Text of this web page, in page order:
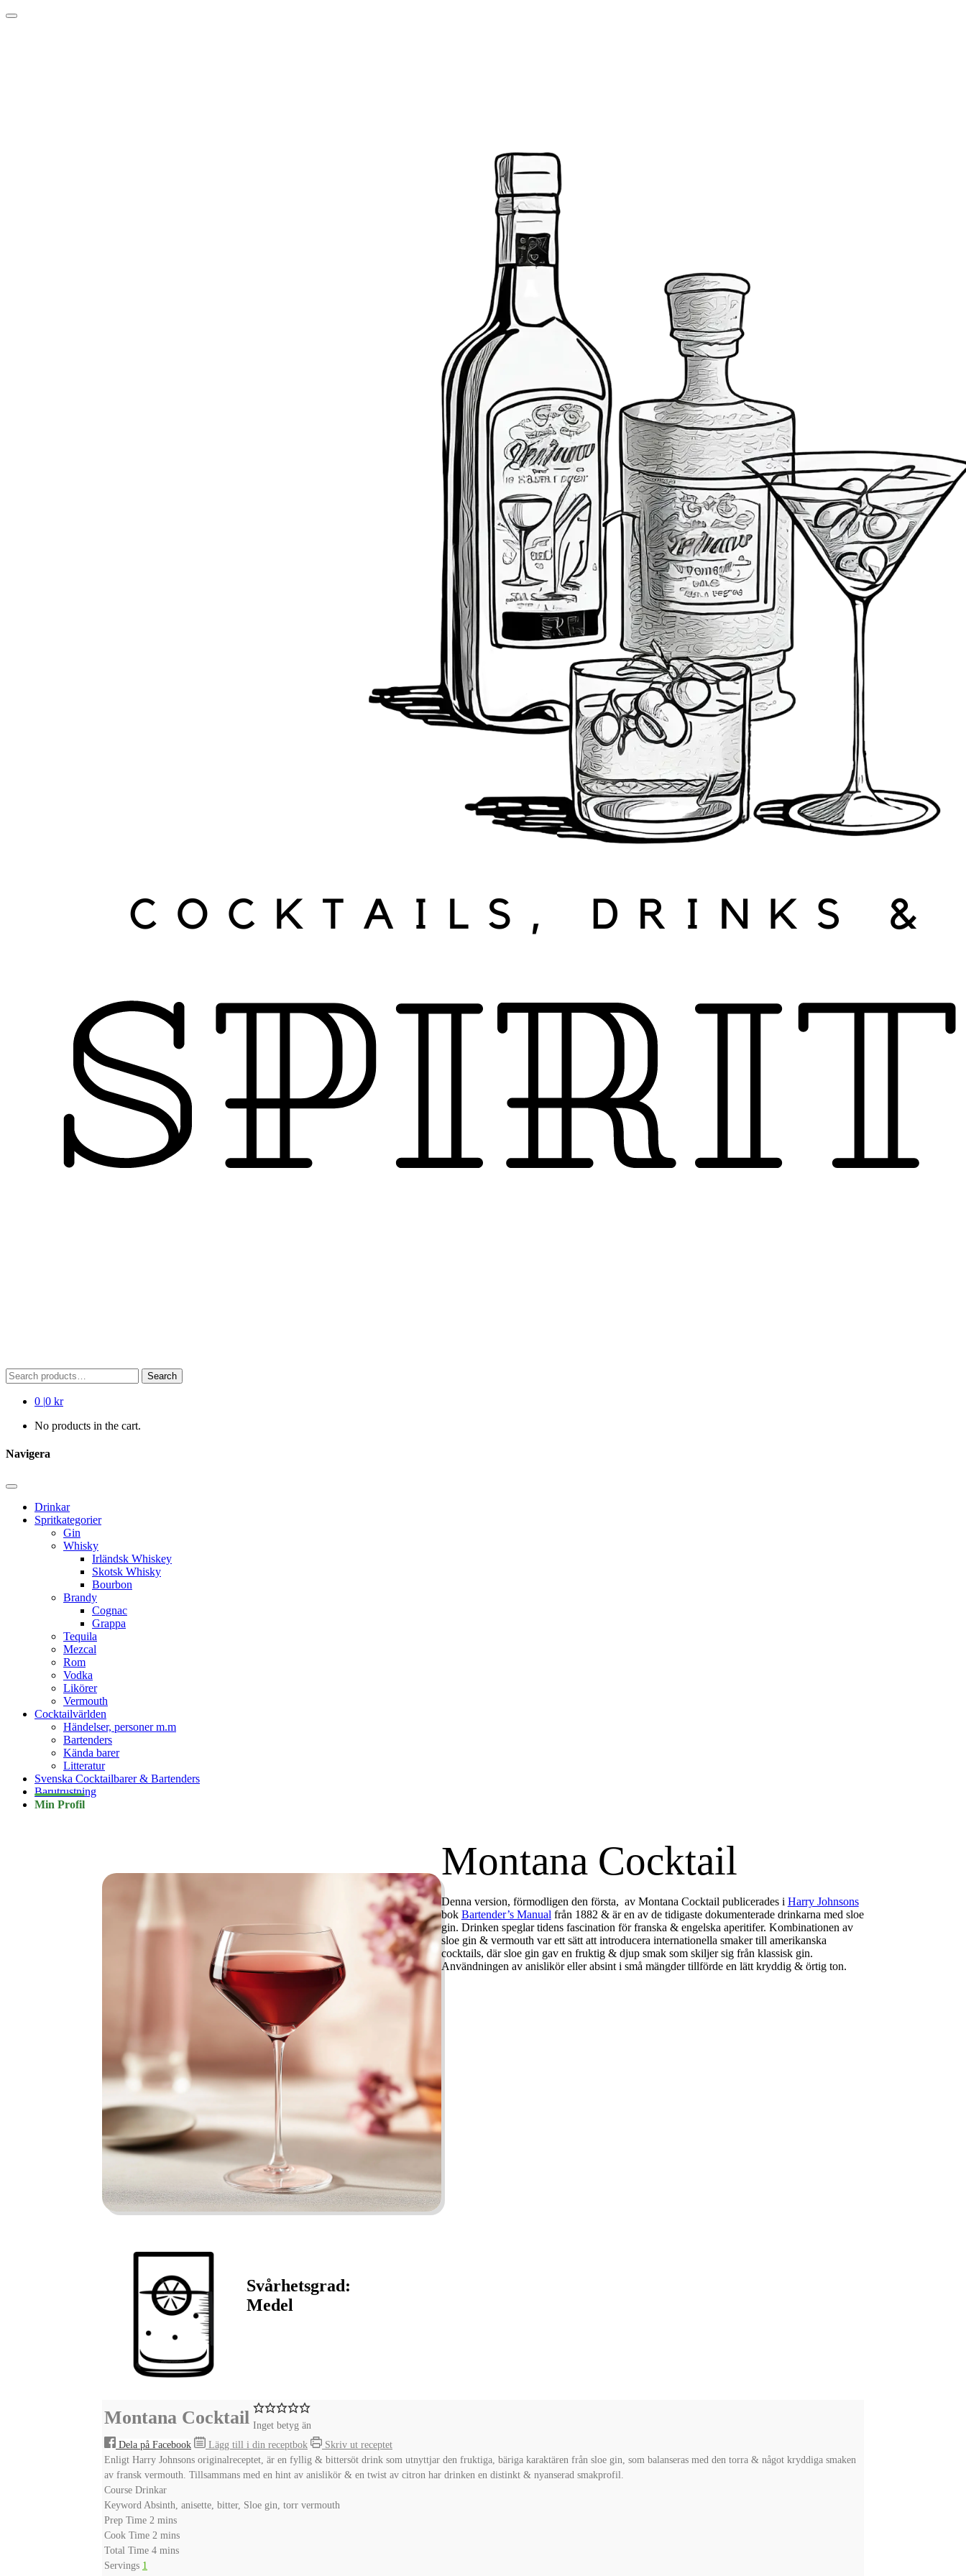
Skip
Search
for:
Search
0 |0 kr
No products in the cart.
Navigera
Drinkar
Spritkategorier
Gin
Whisky
Irländsk Whiskey
Skotsk Whisky
Bourbon
Brandy
Cognac
Grappa
Tequila
Mezcal
Rom
Vodka
Likörer
Vermouth
Cocktailvärlden
Händelser, personer m.m
Bartenders
Kända barer
Litteratur
Svenska Cocktailbarer & Bartenders
Barutrustning
Min Profil
Montana Cocktail
Denna version, förmodligen den första, av Montana Cocktail publicerades i Harry Johnsons
bok Bartender’s Manual från 1882 & är en av de tidigaste dokumenterade drinkarna med sloe
gin. Drinken speglar tidens fascination för franska & engelska aperitifer. Kombinationen av
sloe gin & vermouth var ett sätt att introducera internationella smaker till amerikanska
cocktails, där sloe gin gav en fruktig & djup smak som skiljer sig från klassisk gin.
Användningen av anislikör eller absint i små mängder tillförde en lätt kryddig & örtig ton.
Svårhetsgrad:
Medel
Montana Cocktail Inget betyg än
Dela på Facebook
Lägg till i din receptbok
Skriv ut receptet
Enligt Harry Johnsons originalreceptet, är en fyllig & bittersöt drink som utnyttjar den fruktiga, bäriga karaktären från sloe gin, som balanseras med den torra & något kryddiga smaken
av fransk vermouth. Tillsammans med en hint av anislikör & en twist av citron har drinken en distinkt & nyanserad smakprofil.
Course Drinkar
Keyword Absinth, anisette, bitter, Sloe gin, torr vermouth
Prep Time 2 minutes
mins
Cook Time 2 minutes
mins
Total Time 4minutes
mins
Servings 1